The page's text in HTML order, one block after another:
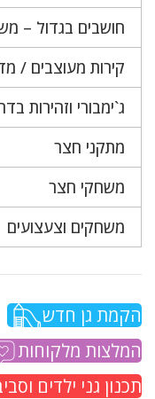
חושבים בגדול –
קירות מעוצבים /
ג`ימבורי וזהירות
מתקני חצר
משחקי חצר
משחקים וצעצועים
הקמת גן חדש
המלצות מלקוחות
תכנון גני ילדים